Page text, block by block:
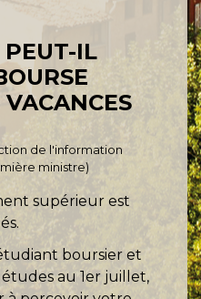
IL
de l'information
ministre)
supérieur est
boursier et
au 1er juillet,